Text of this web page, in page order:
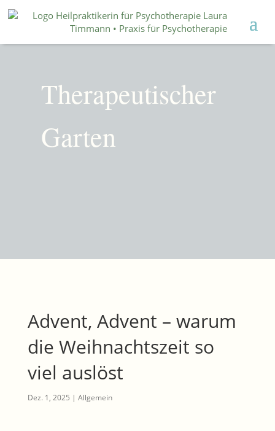
Therapeutischer
Garten
Advent, Advent – warum
die Weihnachtszeit so
viel auslöst
Dez. 1, 2025 | Allgemein